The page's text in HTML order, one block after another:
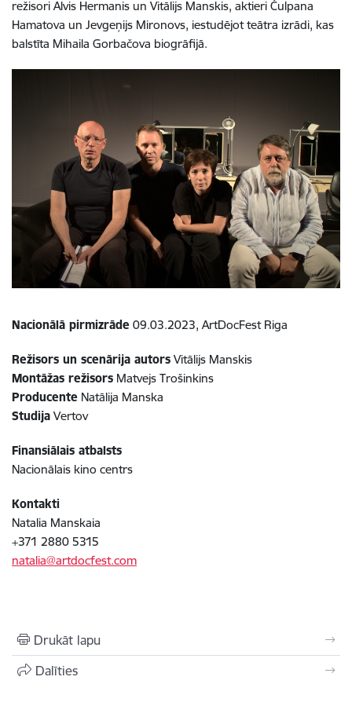
režisori Alvis Hermanis un Vitālijs Manskis, aktieri Čulpana
Hamatova un Jevgeņijs Mironovs, iestudējot teātra izrādi, kas
balstīta Mihaila Gorbačova biogrāfijā.
Nacionālā pirmizrāde 09.03.2023, ArtDocFest Riga
Režisors un scenārija autors Vitālijs Manskis
Montāžas režisors Matvejs Trošinkins
Producente Natālija Manska
Studija Vertov
Finansiālais atbalsts
Nacionālais kino centrs
Kontakti
Natalia Manskaia
+371 2880 5315
natalia@artdocfest.com
Drukāt lapu
Dalīties